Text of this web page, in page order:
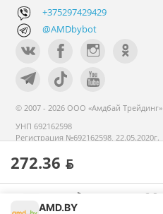
272.36 ƃ
+375297429429
@AMDbybot
© 2007 - 2026 ООО «Амдбай Трейдинг»
УНП 692162598
Регистрация №692162598, 22.05.2020г.
реестре с 14 сентября 2020г.
AMD.BY